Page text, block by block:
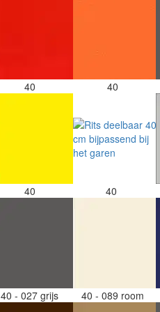
40 40
40 40
40 - 027 grijs 40 - 089 room